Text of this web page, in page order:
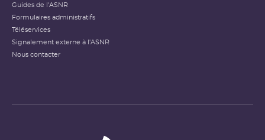
Guides de l'ASNR
Formulaires administratifs
Téléservices
Signalement externe à l'ASNR
Nous contacter